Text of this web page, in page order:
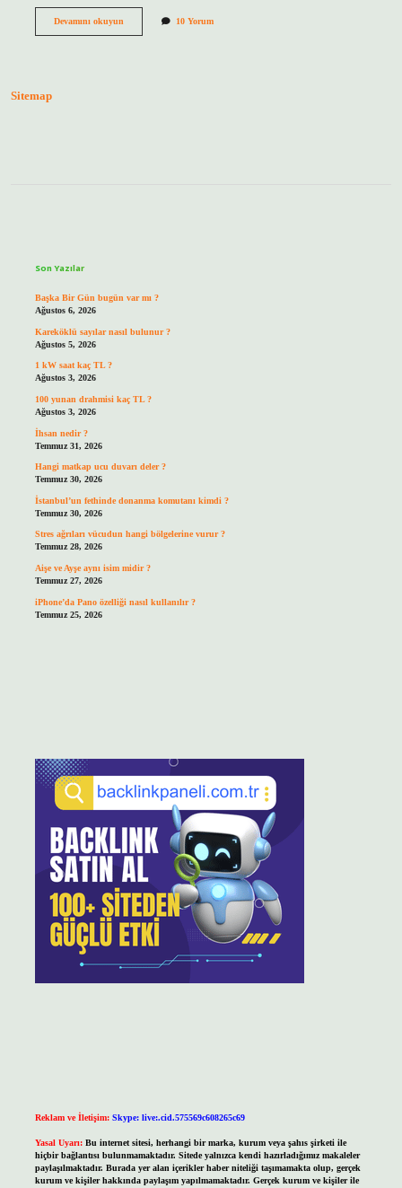
Devamını okuyunGünde
10 Yorum
Sitemap
Son Yazılar
Başka Bir Gün bugün var mı ?
Ağustos 6, 2026
Kareköklü sayılar nasıl bulunur ?
Ağustos 5, 2026
1 kW saat kaç TL ?
Ağustos 3, 2026
100 yunan drahmisi kaç TL ?
Ağustos 3, 2026
İhsan nedir ?
Temmuz 31, 2026
Hangi matkap ucu duvarı deler ?
Temmuz 30, 2026
İstanbul’un fethinde donanma komutanı kimdi ?
Temmuz 30, 2026
Stres ağrıları vücudun hangi bölgelerine vurur ?
Temmuz 28, 2026
Aişe ve Ayşe aynı isim midir ?
Temmuz 27, 2026
iPhone’da Pano özelliği nasıl kullanılır ?
Temmuz 25, 2026
Reklam ve İletişim: Skype: live:.cid.575569c608265c69
Yasal Uyarı: Bu internet sitesi, herhangi bir marka, kurum veya şahıs şirketi ile
hiçbir bağlantısı bulunmamaktadır. Sitede yalnızca kendi hazırladığımız makaleler
paylaşılmaktadır. Burada yer alan içerikler haber niteliği taşımamakta olup, gerçek
kurum ve kişiler hakkında paylaşım yapılmamaktadır. Gerçek kurum ve kişiler ile